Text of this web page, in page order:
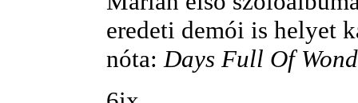
eredeti demói is helyet
nóta:Days Full Of